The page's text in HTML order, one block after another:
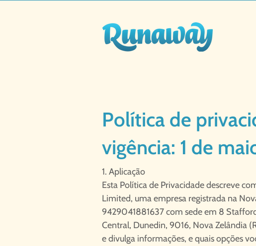
Política de
vigência: 1 de
1. Aplicação
Esta Política de Privacidade descreve
Limited, uma empresa registrada na
9429041881637 com sede em 8
Central, Dunedin, 9016, Nova Zelândia
e divulga informações, e quais opções